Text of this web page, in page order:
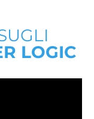
LOGIC